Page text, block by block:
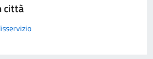
città